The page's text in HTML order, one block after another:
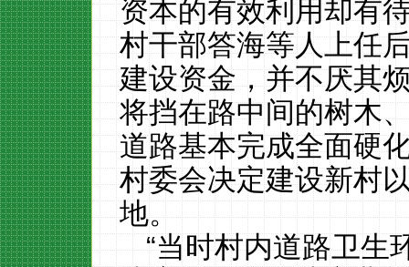
资本的有效利用却有
村干部答海等人上任
建设资金，并不厌其
将挡在路中间的树木
道路基本完成全面硬
村委会决定建设新村
地。
“当时村内道路卫生